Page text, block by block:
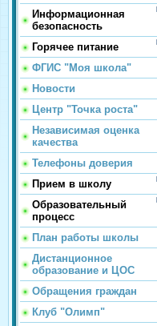
Информационная
безопасность
Горячее питание
ФГИС "Моя школа"
Новости
Центр "Точка роста"
Независимая оценка
качества
Телефоны доверия
Прием в школу
Образовательный
процесс
План работы школы
Дистанционное
образование и ЦОС
Обращения граждан
Клуб "Олимп"